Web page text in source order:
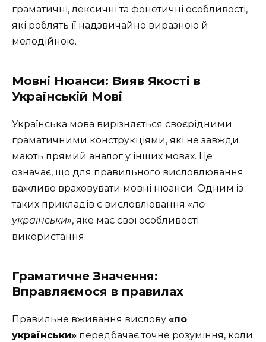
граматичні, лексичні та фонетичні особливості,
які роблять її надзвичайно виразною й
мелодійною.
Мовні Нюанси: Вияв Якості в
Українській Мові
Українська мова вирізняється своєрідними
граматичними конструкціями, які не завжди
мають прямий аналог у інших мовах. Це
означає, що для правильного висловлювання
важливо враховувати мовні нюанси. Одним із
таких прикладів є висловлювання «по
українськи», яке має свої особливості
використання.
Граматичне Значення:
Вправляємося в правилах
Правильне вживання вислову «по
українськи» передбачає точне розуміння, коли